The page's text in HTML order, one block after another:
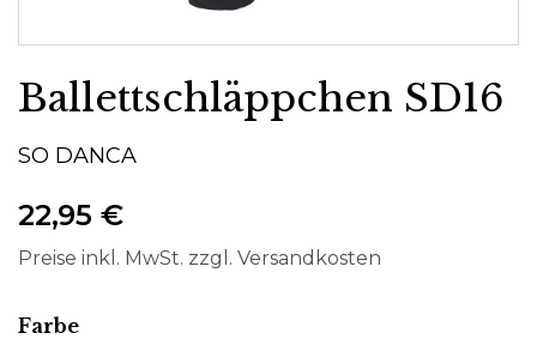
Ballettschläppchen SD16
SO DANCA
22,95 €
Preise inkl. MwSt. zzgl. Versandkosten
Farbeauswählen